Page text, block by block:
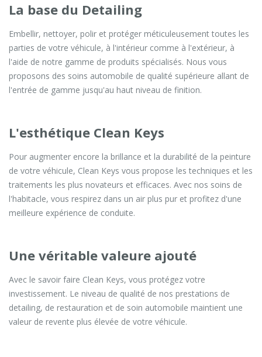
La base du Detailing
Embellir, nettoyer, polir et protéger méticuleusement toutes les
parties de votre véhicule, à l'intérieur comme à l'extérieur, à
l'aide de notre gamme de produits spécialisés. Nous vous
proposons des soins automobile de qualité supérieure allant de
l'entrée de gamme jusqu'au haut niveau de finition.
L'esthétique Clean Keys
Pour augmenter encore la brillance et la durabilité de la peinture
de votre véhicule, Clean Keys vous propose les techniques et les
traitements les plus novateurs et efficaces. Avec nos soins de
l'habitacle, vous respirez dans un air plus pur et profitez d'une
meilleure expérience de conduite.
Une véritable valeure ajouté
Avec le savoir faire Clean Keys, vous protégez votre
investissement. Le niveau de qualité de nos prestations de
detailing, de restauration et de soin automobile maintient une
valeur de revente plus élevée de votre véhicule.